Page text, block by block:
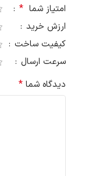
امتیاز شما *
ارزش خرید
کیفیت ساخت
سرعت ارسال
دیدگاه شما *